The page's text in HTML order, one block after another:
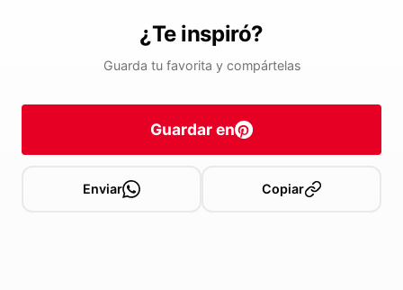
¿Te inspiró?
Guarda tu favorita y compártelas
Guardar en
Enviar Copiar